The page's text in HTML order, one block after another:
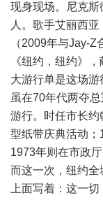
现身现场。尼克
人。歌手艾丽西
（2009年与Jay-
《纽约，纽约》
大游行单是这场
虽在70年代两夺
游行。时任市长
型纸带庆典活动；
1973年则在市政
而这一次，纽约全
上面写着：这一